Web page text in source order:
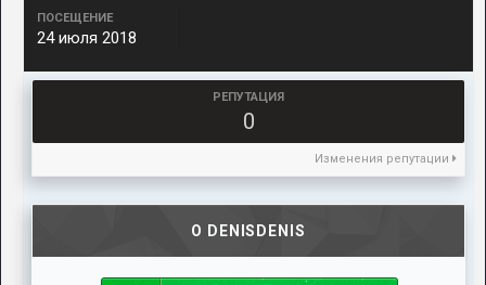
ПОСЕЩЕНИЕ
24 июля 2018
РЕПУТАЦИЯ
0
Изменения репутации
О DENISDENIS